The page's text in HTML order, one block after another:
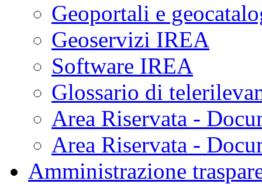
Geoportali e
Geoservizi IREA
Software IREA
Glossario di
Area Riservata -
Area Riservata -
Amministrazione